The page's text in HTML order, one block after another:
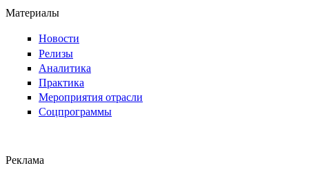
Материалы
Новости
Релизы
Аналитика
Практика
Мероприятия отрасли
Соцпрограммы
Реклама